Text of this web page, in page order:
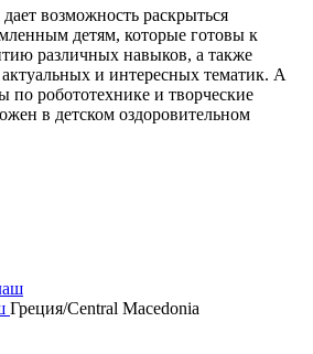
возможность раскрыться
детям, которые готовы к
различных навыков, а также
и интересных тематик. А
по робототехнике и творческие
в детском оздоровительном
Греция/Central Macedonia